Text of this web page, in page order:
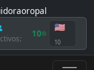
10
🇺🇸
10